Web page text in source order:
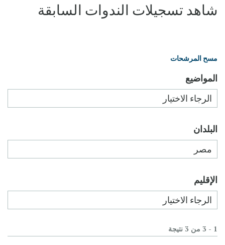
شاهد تسجيلات الندوات السابقة
مسح المرشحات
المواضيع
البلدان
الإقليم